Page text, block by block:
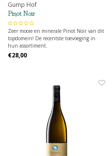
Gump Hof
Pinot Noir
Zeer mooie en minerale Pinot Noir van dit
topdomein! De recentste toevoeging in
hun assortiment.
€28,00